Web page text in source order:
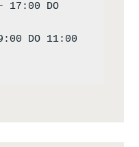
17:00 DO
DO 11:00